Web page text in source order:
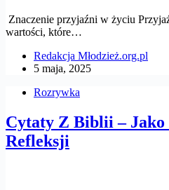
Znaczenie przyjaźni w życiu
wartości, które…
Redakcja Młodzież.org.pl
5 maja, 2025
Rozrywka
Cytaty Z Biblii –
Refleksji